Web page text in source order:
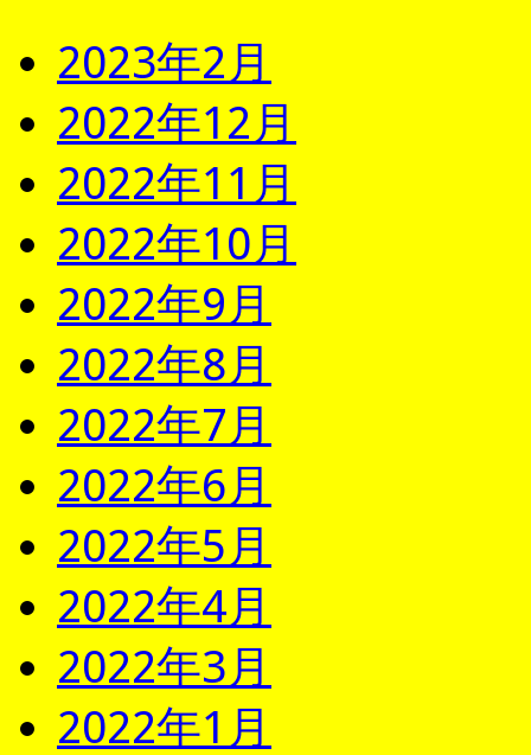
2023年2月
2022年12月
2022年11月
2022年10月
2022年9月
2022年8月
2022年7月
2022年6月
2022年5月
2022年4月
2022年3月
2022年1月